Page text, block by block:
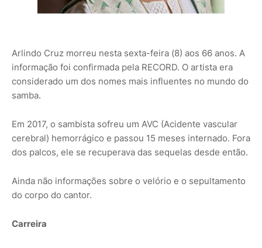
Arlindo Cruz morreu nesta sexta-feira (8) aos 66 anos. A
informação foi confirmada pela RECORD. O artista era
considerado um dos nomes mais influentes no mundo do
samba.
Em 2017, o sambista sofreu um AVC (Acidente vascular
cerebral) hemorrágico e passou 15 meses internado. Fora
dos palcos, ele se recuperava das sequelas desde então.
Ainda não informações sobre o velório e o sepultamento
do corpo do cantor.
Carreira